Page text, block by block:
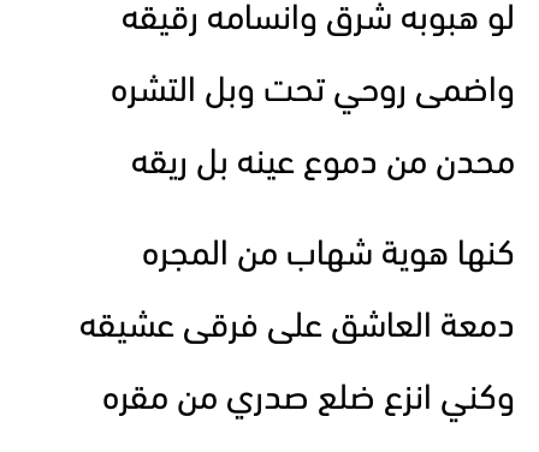
لو هبوبه شرق وانسامه رقيقه
واضمى روحي تحت وبل التشره
محدن من دموع عينه بل ريقه
كنها هوية شهاب من المجره
دمعة العاشق على فرقى عشيقه
وكني انزع ضلع صدري من مقره